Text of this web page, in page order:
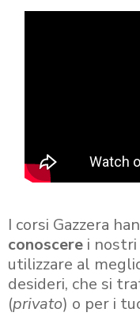
I corsi Gazzera
conoscere i
utilizzare al
desideri, che si
(privato) o per i